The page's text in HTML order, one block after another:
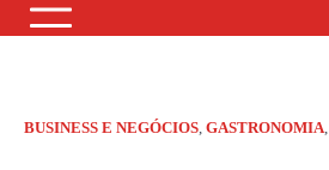
BUSINESS E NEGÓCIOS, GASTRONOMIA,